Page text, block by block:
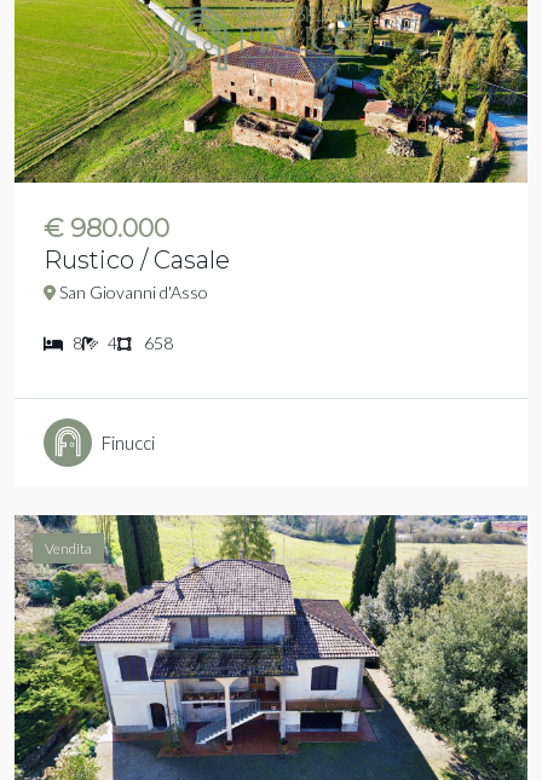
€ 980.000
Rustico / Casale
San Giovanni d'Asso
8 4 658
Finucci
Vendita